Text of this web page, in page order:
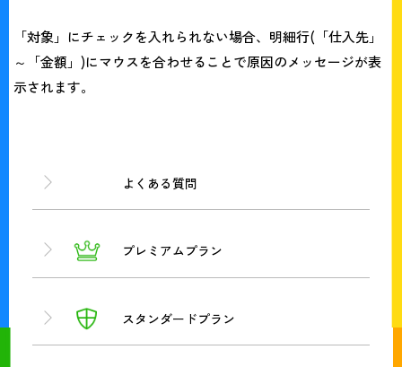
よくある質問
プレミアムプラン
スタンダードプラン
「対象」にチェックを入れられない場合、明細行(「仕入先」
～「金額」)にマウスを合わせることで原因のメッセージが表
示されます。